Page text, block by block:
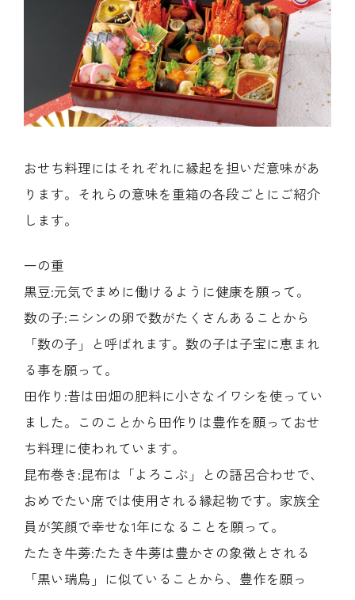
おせち料理にはそれぞれに縁起を担いだ意味があ
ります。それらの意味を重箱の各段ごとにご紹介
します。
一の重
黒豆:元気でまめに働けるように健康を願って。
数の子:ニシンの卵で数がたくさんあることから
「数の子」と呼ばれます。数の子は子宝に恵まれ
る事を願って。
田作り:昔は田畑の肥料に小さなイワシを使ってい
ました。このことから田作りは豊作を願っておせ
ち料理に使われています。
昆布巻き:昆布は「よろこぶ」との語呂合わせで、
おめでたい席では使用される縁起物です。家族全
員が笑顔で幸せな1年になることを願って。
たたき牛蒡:たたき牛蒡は豊かさの象徴とされる
「黒い瑞鳥」に似ていることから、豊作を願っ